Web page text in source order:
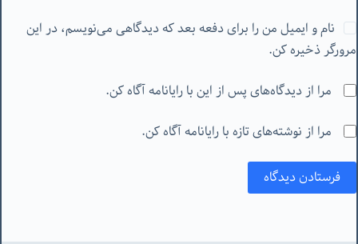
نام و ایمیل من را برای دفعه بعد که دیدگاهی می‌نویسم، در این
مرورگر ذخیره کن.
مرا از دیدگاه‌های پس از این با رایانامه آگاه کن.
مرا از نوشته‌های تازه با رایانامه آگاه کن.
فرستادن دیدگاه